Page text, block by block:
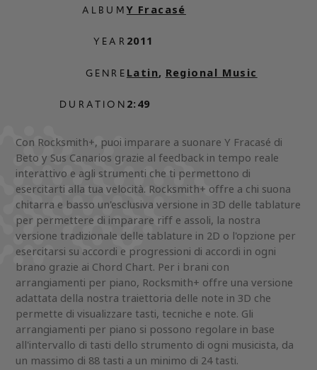
ALBUM
YEAR
GENRE
DURATION
Y Fracasé
2011
Latin, Regional Music
2:49
Con Rocksmith+, puoi imparare a suonare Y Fracasé di
Beto y Sus Canarios grazie al feedback in tempo reale
interattivo e agli strumenti che ti permettono di
esercitarti alla tua velocità. Rocksmith+ offre a chi suona
chitarra e basso un'esclusiva versione in 3D delle tablature
per permettere di imparare riff e assoli, la nostra
versione tradizionale delle tablature in 2D o l'opzione per
esercitarsi su accordi e progressioni di accordi in ogni
brano grazie ai Chord Chart. Per i brani con
arrangiamenti per piano, Rocksmith+ offre una versione
adattata della nostra traiettoria delle note in 3D che
permette di visualizzare tasti, tecniche e note. Gli
arrangiamenti per piano si possono regolare in base
all'intervallo di tasti dello strumento di ogni musicista, da
un massimo di 88 tasti a un minimo di 24 tasti.